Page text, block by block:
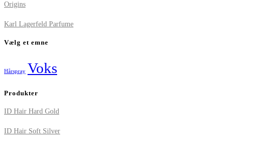
Origins
Karl Lagerfeld Parfume
Vælg et emne
Hårspray Voks
Produkter
ID Hair Hard Gold
ID Hair Soft Silver